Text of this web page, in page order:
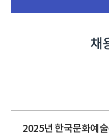
채
2025년 한국문화예